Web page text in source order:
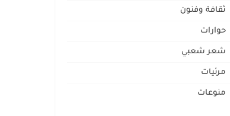
ثقافة وفنون
حوارات
شعر شعبي
مرئيات
منوعات